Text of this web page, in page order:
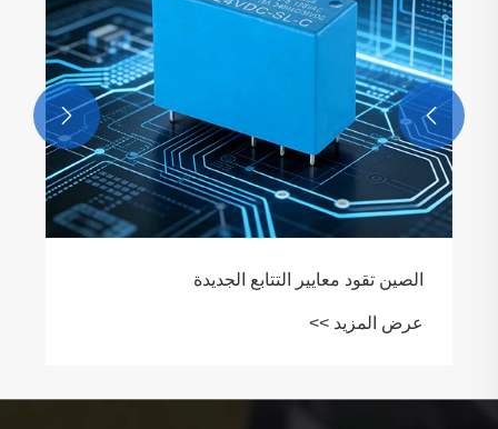
الصين تقود معايير التتابع الجديدة
عرض المزيد >>

